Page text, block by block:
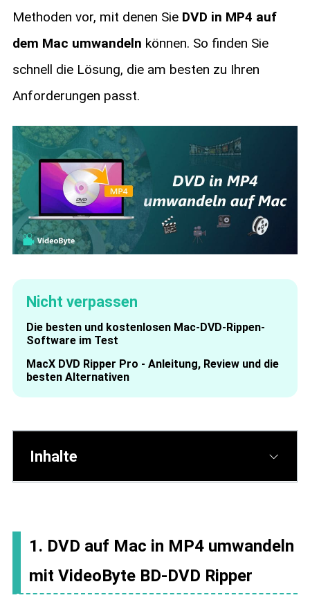
Methoden vor, mit denen Sie DVD in MP4 auf
dem Mac umwandeln können. So finden Sie
schnell die Lösung, die am besten zu Ihren
Anforderungen passt.
Nicht verpassen
Die besten und kostenlosen Mac-DVD-Rippen-
Software im Test
MacX DVD Ripper Pro - Anleitung, Review und die
besten Alternativen
Inhalte
1. DVD auf Mac in MP4 umwandeln
mit VideoByte BD-DVD Ripper